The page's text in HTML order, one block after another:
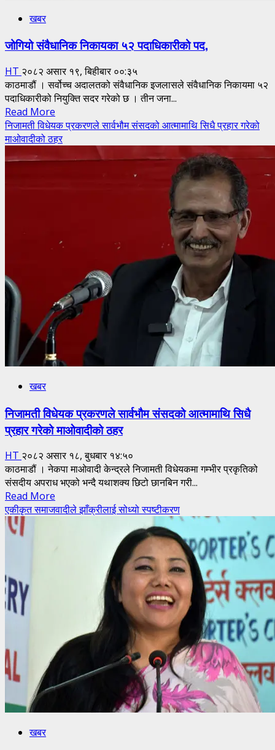
खबर
जोगियो संवैधानिक निकायका ५२ पदाधिकारीको पद,
HT २०८२ असार १९, बिहीबार ००:३५
काठमाडौं । सर्वोच्च अदालतको संवैधानिक इजलासले संवैधानिक निकायमा ५२
पदाधिकारीको नियुक्ति सदर गरेको छ । तीन जना...
Read More
more
about
संवैधानिक
निजामती विधेयक प्रकरणले सार्वभौम संसदको आत्मामाथि सिधै प्रहार गरेको
माओवादीको ठहर
खबर
निजामती विधेयक प्रकरणले सार्वभौम संसदको आत्मामाथि सिधै
प्रहार गरेको माओवादीको ठहर
HT २०८२ असार १८, बुधबार १४:५०
काठमाडौं । नेकपा माओवादी केन्द्रले निजामती विधेयकमा गम्भीर प्रकृतिको
संसदीय अपराध भएको भन्दै यथाशक्य छिटो छानबिन गरी...
Read More
more
गरेको
माओवादीको
एकीकृत समाजवादीले झाँक्रीलाई सोध्यो स्पष्टीकरण
खबर